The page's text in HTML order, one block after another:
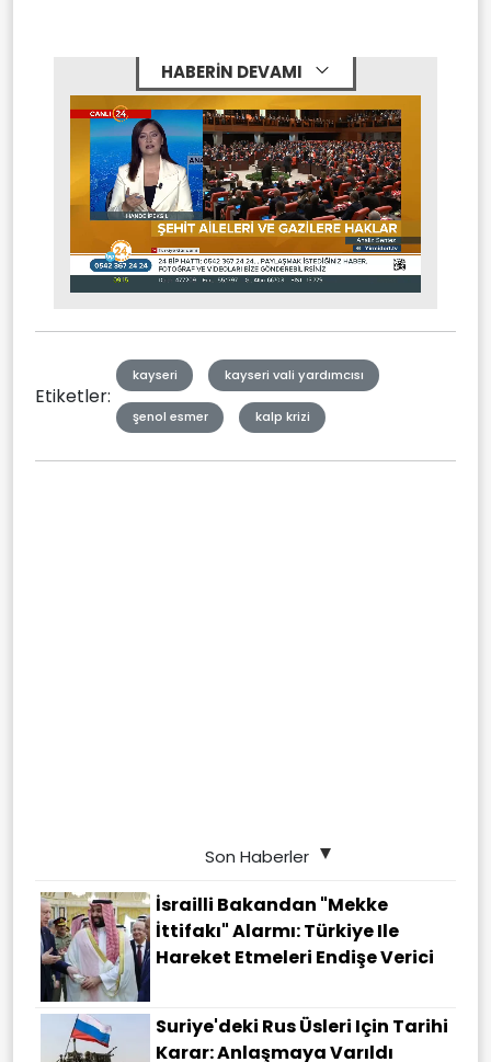
HABERİN DEVAMI
Mute Stream
Etiketler:
kayseri kayseri vali yardımcısı
şenol esmer kalp krizi
Son Haberler
İsrailli Bakandan "Mekke
İttifakı" Alarmı: Türkiye Ile
Hareket Etmeleri Endişe Verici
Suriye'deki Rus Üsleri Için Tarihi
Karar: Anlaşmaya Varıldı